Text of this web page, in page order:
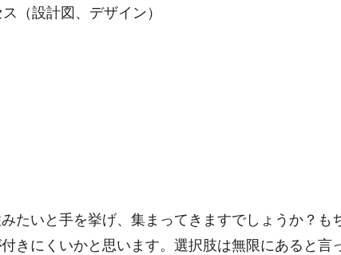
（設計図、デザイン）
たいと手を挙げ、集まってきますでしょうか？も
きにくいかと思います。選択肢は無限にあると言